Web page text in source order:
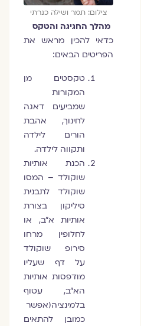
צילום: תמר ושילה כנרתי
מהלך החגיגה והטקס
כדאי להכין מראש את
הפריטים הבאים:
טקסטים מן
המקורות
שמביעים דאגה
לחינוך, אהבת
הורים לילדה
ותקווה לילדה.
הכנת אותיות
שוקולד – המסו
שוקולד לתבנית
סיליקון בצורת
אותיות א"ב, או
לחלופין מרחו
סירופ שוקולד
על דף שעליו
מודפסות אותיות
הא"ב, עטוף
בלמינציה(אפשר
כמובן להתאים